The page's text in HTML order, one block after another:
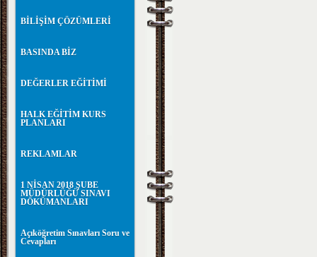
BİLİŞİM ÇÖZÜMLERİ
BASINDA BİZ
DEĞERLER EĞİTİMİ
HALK EĞİTİM KURS
PLANLARI
REKLAMLAR
1 NİSAN 2018 ŞUBE
MÜDÜRLÜĞÜ SINAVI
DÖKÜMANLARI
Açıköğretim Sınavları Soru ve
Cevapları